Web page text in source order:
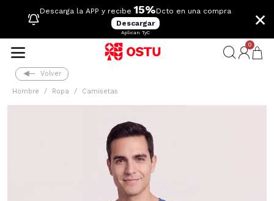
Descarga la APP y recibe 15%Dcto en una compra
Descargar
Aplican TyC
×
0
Volver
Hombre Ropa Camisetas